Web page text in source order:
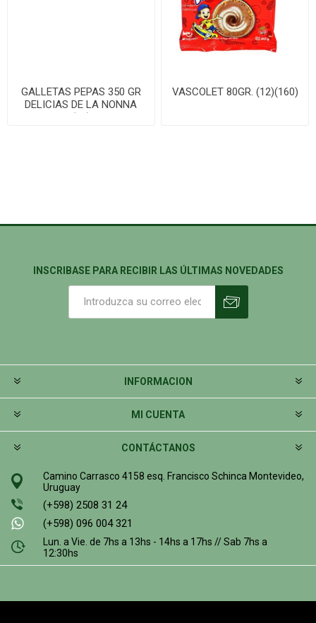
GALLETAS PEPAS 350 GR
DELICIAS DE LA NONNA
(14)
VASCOLET 80GR. (12)(160)
INSCRIBASE PARA RECIBIR LAS ÚLTIMAS NOVEDADES
INFORMACION
MI CUENTA
CONTÁCTANOS
Camino Carrasco 4158 esq. Francisco Schinca Montevideo,
Uruguay
(+598) 2508 31 24
(+598) 096 004 321
Lun. a Vie. de 7hs a 13hs - 14hs a 17hs // Sab 7hs a
12:30hs